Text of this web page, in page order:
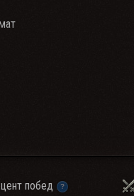
остановить, а затем
получает все больше и
побед